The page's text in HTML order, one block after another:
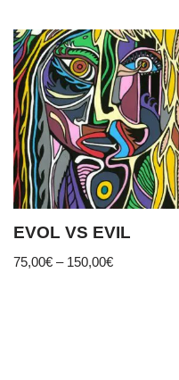
EVOL VS EVIL
75,00€ – 150,00€